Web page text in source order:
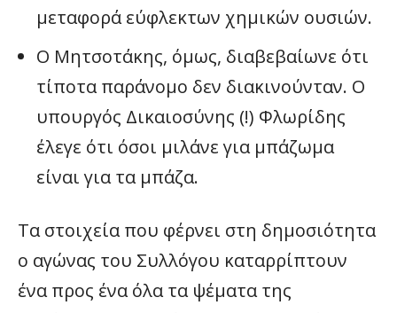
μεταφορά εύφλεκτων χημικών ουσιών.
Ο Μητσοτάκης, όμως, διαβεβαίωνε ότι
τίποτα παράνομο δεν διακινούνταν. Ο
υπουργός Δικαιοσύνης (!) Φλωρίδης
έλεγε ότι όσοι μιλάνε για μπάζωμα
είναι για τα μπάζα.
Τα στοιχεία που φέρνει στη δημοσιότητα
ο αγώνας του Συλλόγου καταρρίπτουν
ένα προς ένα όλα τα ψέματα της